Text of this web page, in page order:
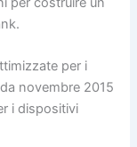
per i
novembre 2015
i dispositivi